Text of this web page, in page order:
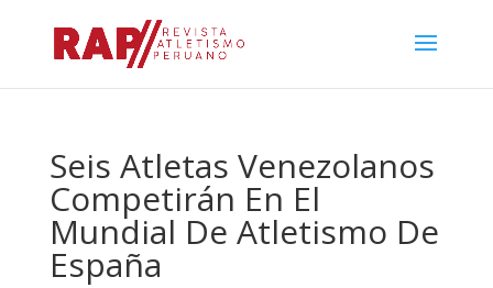
Seis Atletas Venezolanos
Competirán En El
Mundial De Atletismo De
España